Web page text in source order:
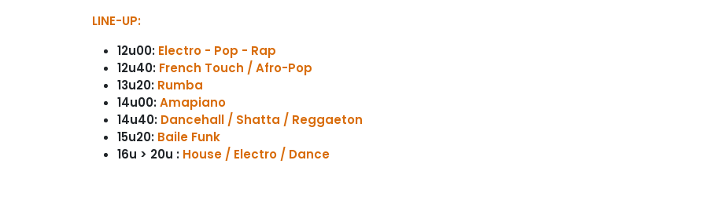
LINE-UP:
12u00: Electro - Pop - Rap
12u40: French Touch / Afro-Pop
13u20: Rumba
14u00:Amapiano
14u40: Dancehall / Shatta / Reggaeton
15u20: Baile Funk
16u > 20u : House / Electro / Dance